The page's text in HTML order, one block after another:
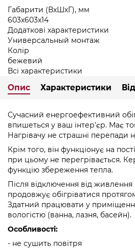
Габарити (ВхШхГ), мм
603х603х14
Додаткові характеристики
Универсальный монтаж
Колір
бежевий
Всі характеристики
Опис Характеристики
Сучасний енергоефективний
впишеться у ваш інтер'єр. Має
Нагрівачу не страшні перепади
Крім того, він функціонує на
при цьому не перегрівається.
функцію збереження тепла.
Після відключення від
продовжує обігріватися
Здатний працювати у
вологістю (ванна, лазня, басейн).
Особливості:
- не сушить повітря